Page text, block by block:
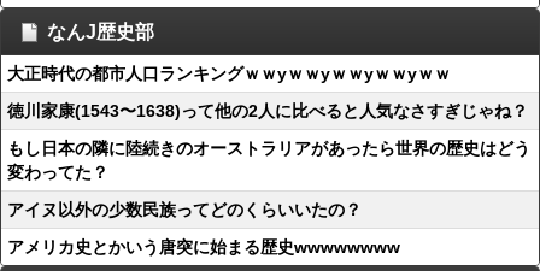
なんJ歴史部
大正時代の都市人口ランキングｗｗyｗｗyｗｗyｗｗyｗｗ
徳川家康(1543〜1638)って他の2人に比べると人気なさすぎじゃね？
もし日本の隣に陸続きのオーストラリアがあったら世界の歴史はどう
変わってた？
アイヌ以外の少数民族ってどのくらいいたの？
アメリカ史とかいう唐突に始まる歴史wwwwwwww